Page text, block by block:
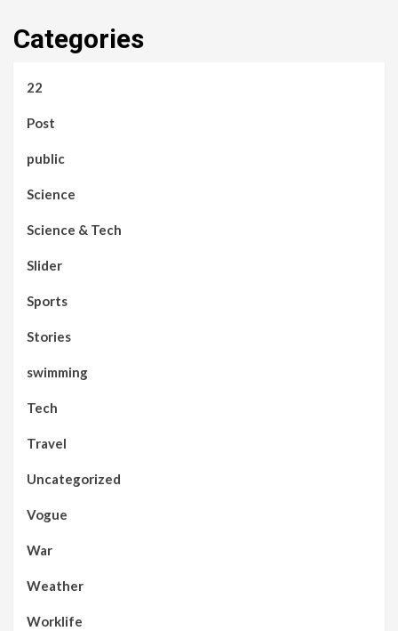
Categories
22
Post
public
Science
Science & Tech
Slider
Sports
Stories
swimming
Tech
Travel
Uncategorized
Vogue
War
Weather
Worklife